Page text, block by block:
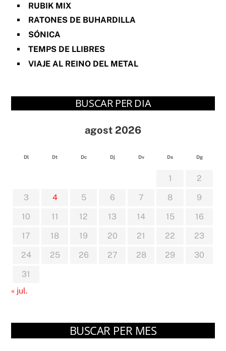
RUBIK MIX
RATONES DE BUHARDILLA
SÓNICA
TEMPS DE LLIBRES
VIAJE AL REINO DEL METAL
BUSCAR PER DIA
agost 2026
Dl Dt Dc Dj Dv Ds Dg
1
2
3
4 5 6 7 8
9
10
11 12 13 14 15
16
17
18 19 20 21 22
23
24
25 26 27 28 29
30
31
« jul.
BUSCAR PER MES